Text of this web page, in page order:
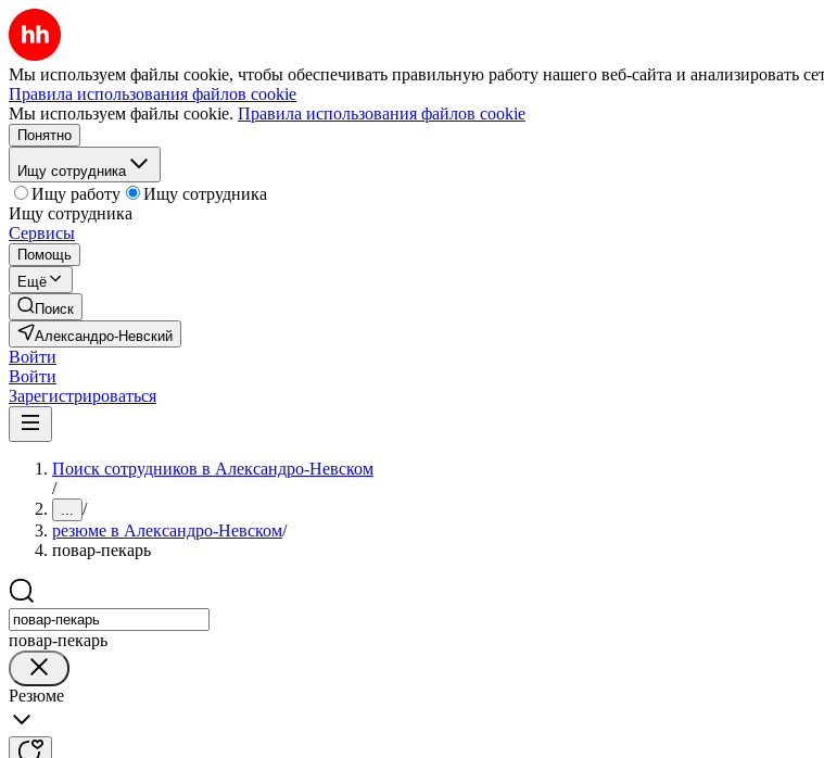
Мы используем файлы cookie, чтобы обеспечивать правильную работу нашего веб-сайта и анализировать
Правила использования файлов cookie
Мы используем файлы cookie. Правила использования файлов cookie
Понятно
Ищу сотрудника
Ищу работу
Ищу сотрудника
Ищу сотрудника
Сервисы
Помощь
Ещё
Поиск
Александро-Невский
Войти
Войти
Зарегистрироваться
Поиск сотрудников в Александро-Невском
/
... /
резюме в Александро-Невском/
повар-пекарь
повар-пекарь
Резюме